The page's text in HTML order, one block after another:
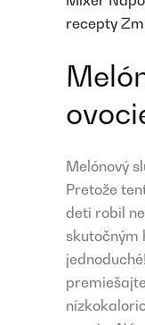
recepty
Melónový
Pretože
deti robil
skutočným